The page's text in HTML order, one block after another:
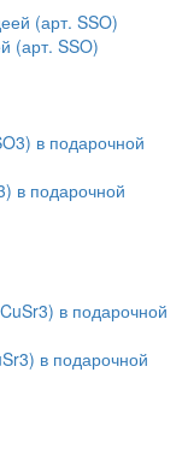
(арт. SSO)
в подарочной
в подарочной